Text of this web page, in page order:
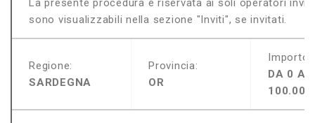
La presente procedura è riservata ai soli operatori
sono visualizzabili nella sezione "Inviti", se invitati.
Regione:
SARDEGNA
Provincia:
OR
Importo:
DA 0 A
100.000